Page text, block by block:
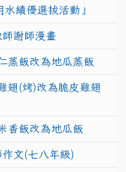
績優選拔活動」
謝師漫畫
蒸飯改為地瓜蒸飯
翅(烤)改為脆皮雞翅
香飯改為地瓜飯
文(七八年級)